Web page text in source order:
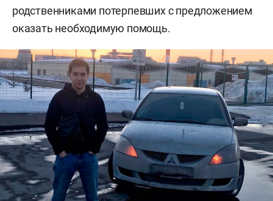
родственниками потерпевших с предложением
оказать необходимую помощь.